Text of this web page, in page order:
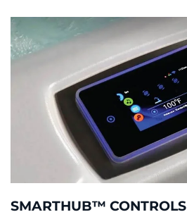
SMARTHUB™ CONTROLS